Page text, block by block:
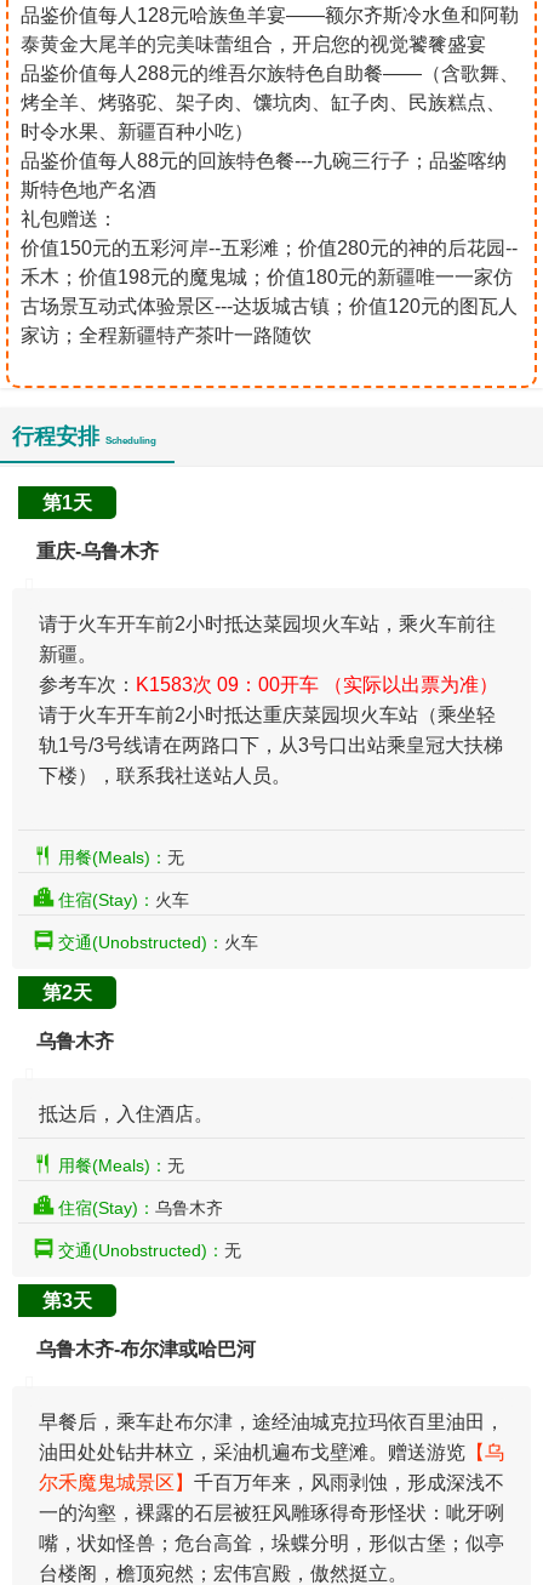
品鉴价值每人128元哈族鱼羊宴——额尔齐斯冷水鱼和阿勒
泰黄金大尾羊的完美味蕾组合，开启您的视觉饕餮盛宴
品鉴价值每人288元的维吾尔族特色自助餐——（含歌舞、
烤全羊、烤骆驼、架子肉、馕坑肉、缸子肉、民族糕点、
时令水果、新疆百种小吃）
品鉴价值每人88元的回族特色餐---九碗三行子；品鉴喀纳
斯特色地产名酒
礼包赠送：
价值150元的五彩河岸--五彩滩；价值280元的神的后花园--
禾木；价值198元的魔鬼城；价值180元的新疆唯一一家仿
古场景互动式体验景区---达坂城古镇；价值120元的图瓦人
家访；全程新疆特产茶叶一路随饮
行程安排 Scheduling
第1天
重庆-乌鲁木齐
请于火车开车前2小时抵达菜园坝火车站，乘火车前往
新疆。
参考车次： K1583次 09：00开车 （实际以出票为准）
请于火车开车前2小时抵达重庆菜园坝火车站（乘坐轻
轨1号/3号线请在两路口下，从3号口出站乘皇冠大扶梯
下楼），联系我社送站人员。
用餐(Meals)： 无
住宿(Stay)： 火车
交通(Unobstructed)： 火车
第2天
乌鲁木齐
抵达后，入住酒店。
用餐(Meals)： 无
住宿(Stay)： 乌鲁木齐
交通(Unobstructed)： 无
第3天
乌鲁木齐-布尔津或哈巴河
早餐后，乘车赴布尔津，途经油城克拉玛依百里油田，
油田处处钻井林立，采油机遍布戈壁滩。赠送游览 【乌
尔禾魔鬼城景区】 千百万年来，风雨剥蚀，形成深浅不
一的沟壑，裸露的石层被狂风雕琢得奇形怪状：呲牙咧
嘴，状如怪兽；危台高耸，垛蝶分明，形似古堡；似亭
台楼阁，檐顶宛然；宏伟宫殿，傲然挺立。